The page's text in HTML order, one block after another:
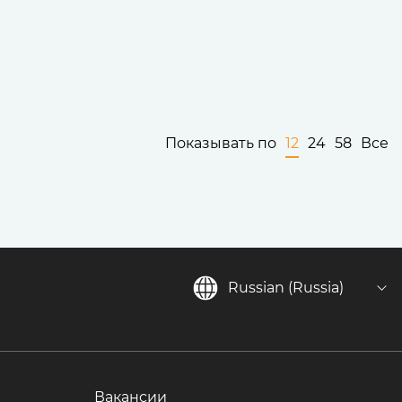
Показывать по 12 24 58 Все
Russian (Russia)
Вакансии